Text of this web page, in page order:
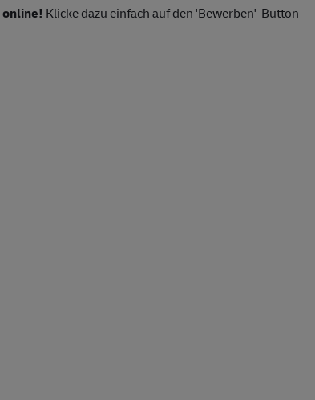
online! Klicke dazu einfach auf den 'Bewerben'-Button –